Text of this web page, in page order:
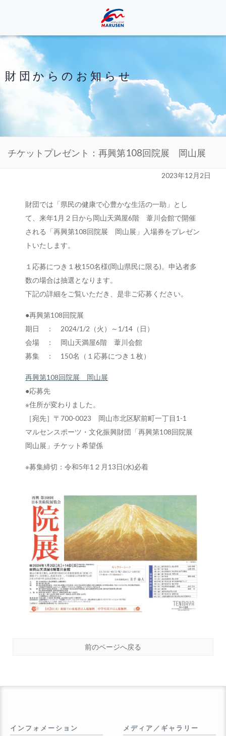
財団からのお知らせ
チケットプレゼント：再興第108回院展 岡山展
2023年12月2日
財団では「県民の健康で心豊かな生活の一助」とし
て、来年1月２日から岡山天満屋6階 葦川会館で開催
される「再興第108回院展 岡山展」入場券をプレゼン
トいたします。
１応募につき１枚150名様(岡山県民に限る)。申込者多
数の場合は抽選となります。
下記の詳細をご覧いただき、是非ご応募ください。
●再興第108回院展
期日 ： 2024/1/2（火）～1/14（日）
会場 ： 岡山天満屋6階 葦川会館
募集 ： 150名（１応募につき１枚）
再興第108回院展 岡山展
●応募先
※住所が変わりました。
［宛先］〒700-0023 岡山市北区駅前町一丁目1-1
マルセンスポーツ・文化振興財団「再興第108回院展
岡山展」チケット希望係
※募集締切：令和5年1２月13日(水)必着
前のページへ戻る
インフォメーション メディア／ギャラリー